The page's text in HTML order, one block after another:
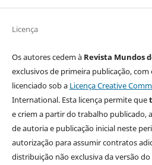
Licença
Os autores cedem à Revista Mundos
exclusivos de primeira publicação,
licenciado sob a Licença Creative
International. Esta licença permite que
e criem a partir do trabalho publicado,
de autoria e publicação inicial neste
autorização para assumir contratos
distribuição não exclusiva da versão